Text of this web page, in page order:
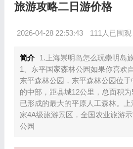
旅游攻略二日游价格
2026-04-28 22:53:43 111人已围观
简介
1.上海崇明岛怎么玩崇明岛
1、东平国家森林公园如果你喜欢
东平森林公园，东平森林公园位
的中部，距县城12公里，总面积
已形成的最大的平原人工森林。
家4A级旅游景区，全国农业旅游
公园